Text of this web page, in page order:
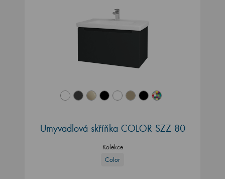
Umyvadlová skříňka COLOR SZZ 80
Kolekce
Color